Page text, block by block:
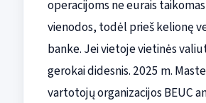
operacijoms ne eurais
vienodos, todėl prieš kelionę
banke. Jei vietoje vietinės
gerokai didesnis. 2025 m.
vartotojų organizacijos BEUC